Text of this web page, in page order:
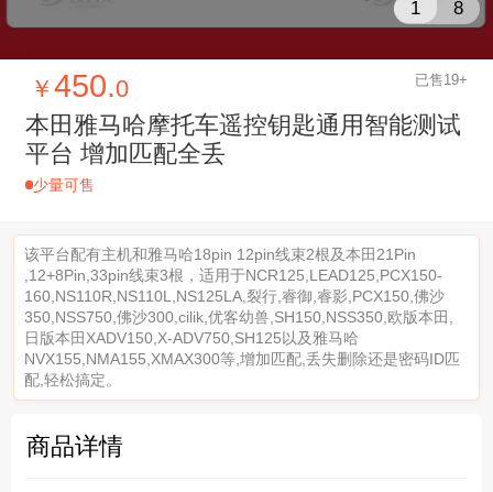
1 8
￥450.0 已售19+
本田雅马哈摩托车遥控钥匙通用智能测试
平台 增加匹配全丢
少量可售
该平台配有主机和雅马哈18pin 12pin线束2根及本田21Pin
,12+8Pin,33pin线束3根，适用于NCR125,LEAD125,PCX150-
160,NS110R,NS110L,NS125LA,裂行,睿御,睿影,PCX150,佛沙
350,NSS750,佛沙300,cilik,优客幼兽,SH150,NSS350,欧版本田,
日版本田XADV150,X-ADV750,SH125以及雅马哈
NVX155,NMA155,XMAX300等,增加匹配,丢失删除还是密码ID匹
配,轻松搞定。
商品详情